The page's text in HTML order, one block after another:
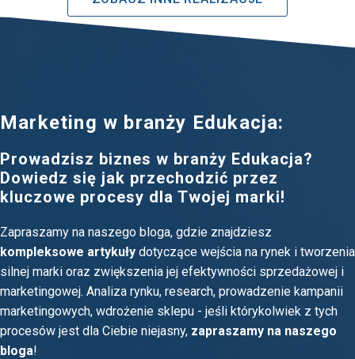
Marketing w branży Edukacja:
Prowadzisz biznes w branży Edukacja?
Dowiedz się jak przechodzić przez
kluczowe procesy dla Twojej marki!
Zapraszamy na naszego bloga, gdzie znajdziesz
kompleksowe artykuły dotyczące wejścia na rynek i tworzenia
silnej marki oraz zwiększenia jej efektywności sprzedażowej i
marketingowej. Analiza rynku, research, prowadzenie kampanii
marketingowych, wdrożenie sklepu - jeśli którykolwiek z tych
procesów jest dla Ciebie niejasny, zapraszamy na naszego
bloga!